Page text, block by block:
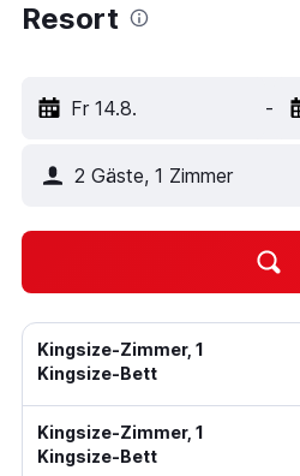
Resort
Fr 14.8. -
2 Gäste, 1 Zimmer
Kingsize-Zimmer, 1
Kingsize-Bett
Kingsize-Zimmer, 1
Kingsize-Bett